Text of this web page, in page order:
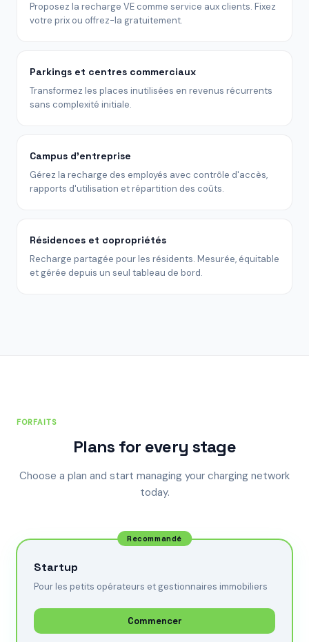
Proposez la recharge VE comme service aux clients. Fixez
votre prix ou offrez-la gratuitement.
Parkings et centres commerciaux
Transformez les places inutilisées en revenus récurrents
sans complexité initiale.
Campus d'entreprise
Gérez la recharge des employés avec contrôle d'accès,
rapports d'utilisation et répartition des coûts.
Résidences et copropriétés
Recharge partagée pour les résidents. Mesurée, équitable
et gérée depuis un seul tableau de bord.
FORFAITS
Plans for every stage
Choose a plan and start managing your charging network
today.
Recommandé
Startup
Pour les petits opérateurs et gestionnaires immobiliers
Commencer